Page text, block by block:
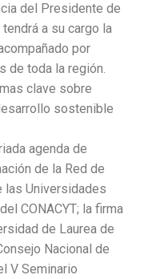
del Presidente de
tendrá a su cargo la
por
de toda la región.
clave sobre
sostenible
agenda de
de la Red de
las Universidades
CONACYT; la firma
de Laurea de
Nacional de
V Seminario